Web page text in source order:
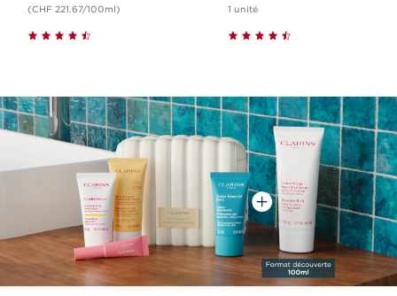
(CHF 221.67/100ml) 1 unité